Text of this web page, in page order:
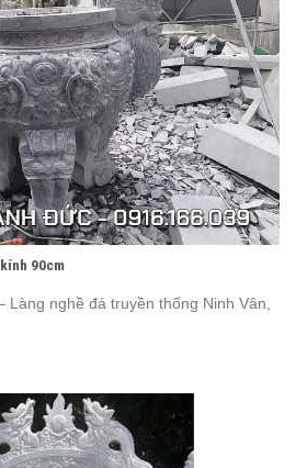
90cm
Làng nghề đá truyền thống Ninh Vân,